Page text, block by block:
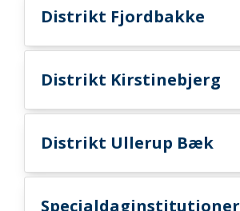
Distrikt Fjordbakke
Distrikt Kirstinebjerg
Distrikt Ullerup Bæk
Specialdaginstitutioner